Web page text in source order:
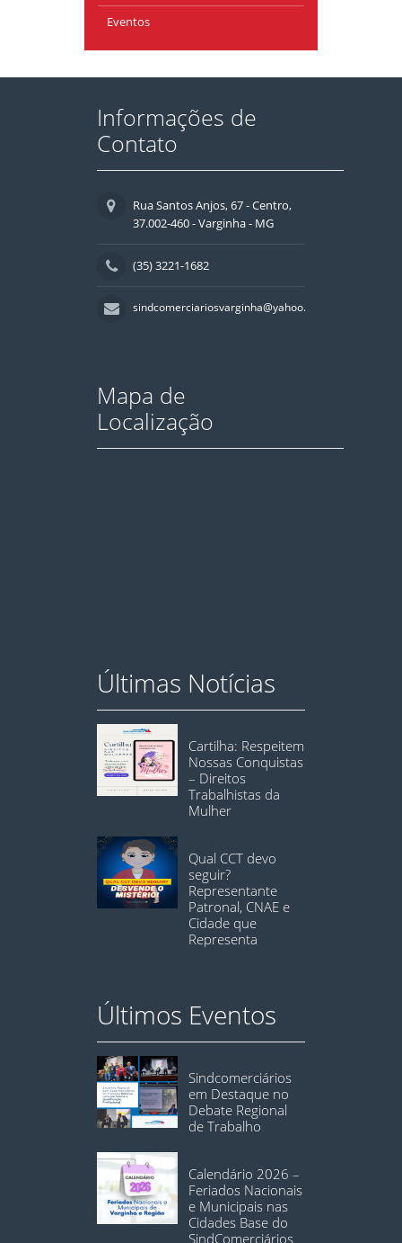
Eventos
Informações de
Contato
Rua Santos Anjos, 67 - Centro,
37.002-460 - Varginha - MG
(35) 3221-1682
sindcomerciariosvarginha@yahoo.com.br
Mapa de
Localização
Últimas Notícias
Cartilha: Respeitem
Nossas Conquistas
– Direitos
Trabalhistas da
Mulher
Qual CCT devo
seguir?
Representante
Patronal, CNAE e
Cidade que
Representa
Últimos Eventos
Sindcomerciários
em Destaque no
Debate Regional
de Trabalho
Calendário 2026 –
Feriados Nacionais
e Municipais nas
Cidades Base do
SindComerciários